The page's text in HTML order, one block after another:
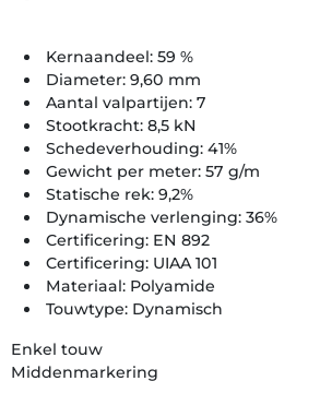
Kernaandeel: 59 %
Diameter: 9,60 mm
Aantal valpartijen: 7
Stootkracht: 8,5 kN
Schedeverhouding: 41%
Gewicht per meter: 57 g/m
Statische rek: 9,2%
Dynamische verlenging: 36%
Certificering: EN 892
Certificering: UIAA 101
Materiaal: Polyamide
Touwtype: Dynamisch
Enkel touw
Middenmarkering